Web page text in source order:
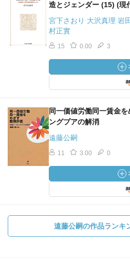
造とジェンダー (15) (現
宮下さおり 大沢真理 岩
村正實
15 0.00 3
同一価値労働同一賃金
ングプアの解消
遠藤公嗣
11 3.00 0
遠藤公嗣の作品ランキ